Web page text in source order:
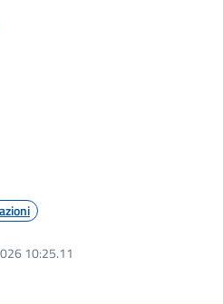
10:25.11